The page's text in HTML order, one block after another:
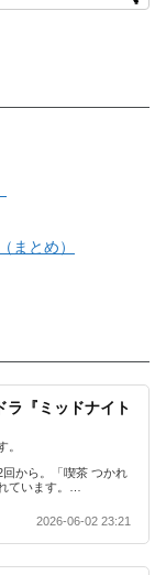
まとめ）
ラ『ミッドナイト
。
から。「喫茶 つかれ
ています。…
2026-06-02 23:21